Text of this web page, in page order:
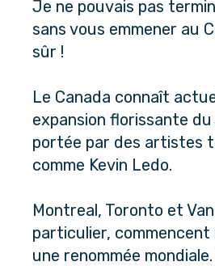
Je ne pouvais pas
sans vous emmener au
sûr !
Le Canada connaît
expansion florissante
portée par des artistes
comme Kevin Ledo.
Montreal, Toronto et
particulier, commencent
une renommée